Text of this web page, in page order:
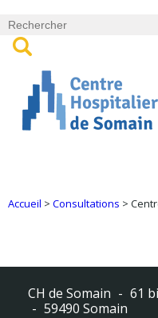
Accueil > Consultations >
CH de Somain
61
59490 Somain
Panneau de gestion des